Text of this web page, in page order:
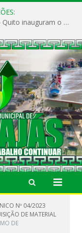
Prefeito Vivaldo Mendes e vice-prefeito Quito inauguram o CAPS e fortalecem a saúde pública em Anajás.
Nº 04/2023
DE MATERIAL
DE